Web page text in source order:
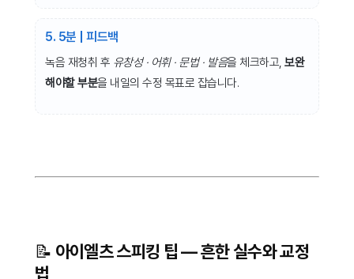
5. 5분 | 피드백
녹음 재청취 후 유창성 · 어휘 · 문법 · 발음을 체크하고,보완
해야할 부분을 내일의 수정 목표로 잡습니다.
📝 아이엘츠 스피킹 팁 — 흔한 실수와 교정
법